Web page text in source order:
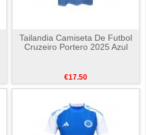
Tailandia Camiseta De Futbol
Cruzeiro Portero 2025 Azul
€17.50